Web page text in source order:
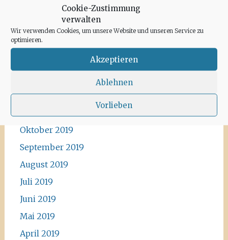
Cookie-Zustimmung
verwalten
Wir verwenden Cookies, um unsere Website und unseren Service zu
optimieren.
Akzeptieren
Ablehnen
Vorlieben
April 2020
März 2020
Dezember 2019
Oktober 2019
September 2019
August 2019
Juli 2019
Juni 2019
Mai 2019
April 2019